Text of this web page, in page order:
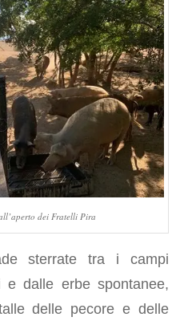
dei Fratelli Pira
sterrate tra i campi
e dalle erbe spontanee,
delle pecore e delle